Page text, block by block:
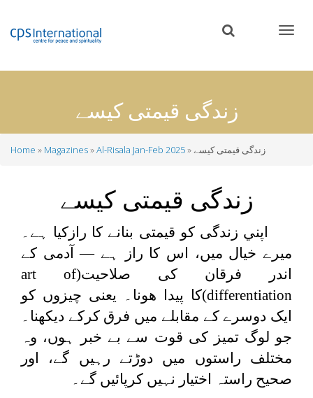
content
زندگی قیمتی کیسے
Home Magazines Al-Risala Jan-Feb 2025 زندگی قیمتی کیسے
زندگی قیمتی کیسے
اپني زندگی کو قیمتی بنانے کا رازکیا ہے۔
ميرے خیال میں، اس کا راز ہے — آدمی کے
اندر فرقان کی صلاحیت(art of
differentiation)كا پيدا هونا۔ یعنی چیزوں کو
ایک دوسرے کے مقابلے میں فرق کرکے دیکھنا۔
جو لوگ تمیز کی قوت سے بے خبر ہوں، وہ
مختلف راستوں میں دوڑتے رہیں گے، اور
صحیح راستہ اختیار نہیں کرپائیں گے۔